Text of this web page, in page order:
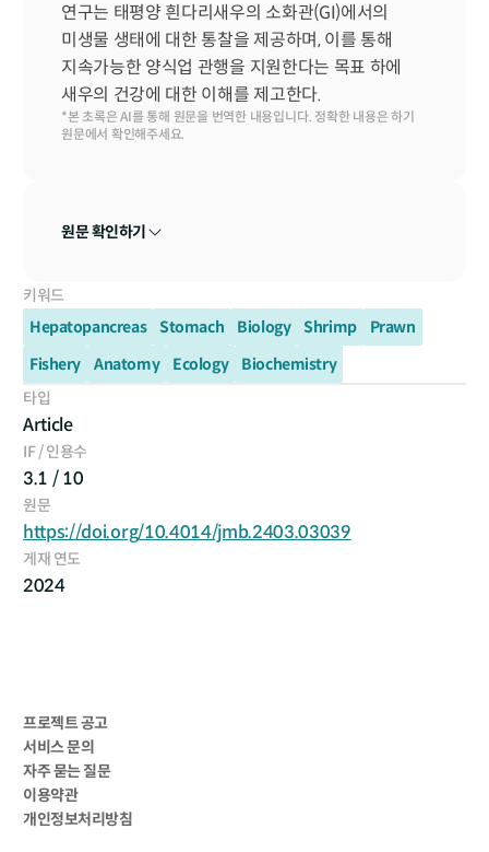
연구는 태평양 흰다리새우의 소화관(GI)에서의
미생물 생태에 대한 통찰을 제공하며, 이를 통해
지속가능한 양식업 관행을 지원한다는 목표 하에
새우의 건강에 대한 이해를 제고한다.
*본 초록은 AI를 통해 원문을 번역한 내용입니다. 정확한 내용은 하기
원문에서 확인해주세요.
원문 확인하기
키워드
Hepatopancreas
Stomach Biology Shrimp
Prawn
Fishery
Anatomy Ecology
Biochemistry
타입
Article
IF / 인용수
3.1 / 10
원문
https://doi.org/10.4014/jmb.2403.03039
게재 연도
2024
프로젝트 공고
서비스 문의
자주 묻는 질문
이용약관
개인정보처리방침